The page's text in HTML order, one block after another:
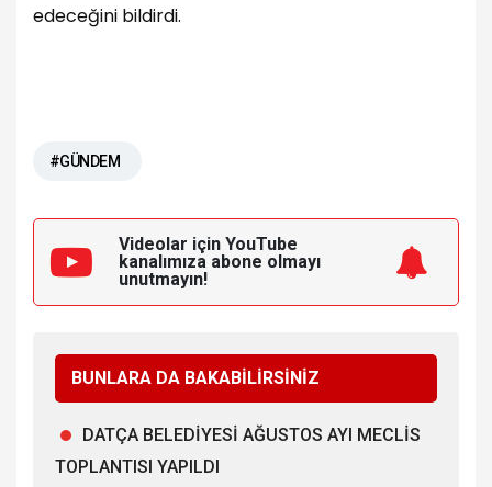
edeceğini bildirdi.
#GÜNDEM
Videolar için YouTube
kanalımıza abone olmayı
unutmayın!
BUNLARA DA BAKABİLİRSİNİZ
DATÇA BELEDİYESİ AĞUSTOS AYI MECLİS
TOPLANTISI YAPILDI